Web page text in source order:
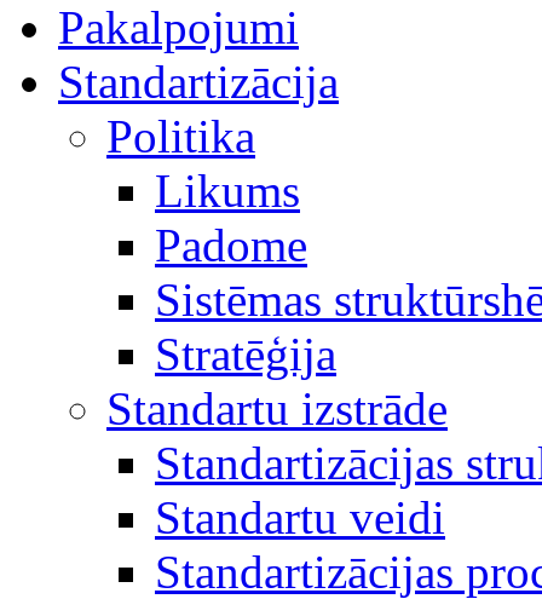
Pakalpojumi
Standartizācija
Politika
Likums
Padome
Sistēmas
Stratēģija
Standartu izstrāde
Standartizācijas
Standartu veidi
Standartizācijas